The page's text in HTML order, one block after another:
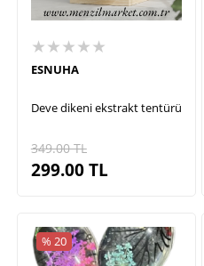
★★★★★
ESNUHA
Deve dikeni ekstrakt tentürü
349.00TL
299.00TL
% 20